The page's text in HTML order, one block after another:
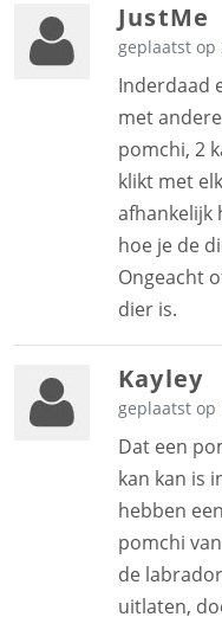
JustMe
geplaatst op
Inderdaad
met
pomchi, 2
klikt met
afhankelijk
hoe je de
Ongeacht
dier is.
Kayley
geplaatst op
Dat een
kan kan is
hebben
pomchi
de
uitlaten,